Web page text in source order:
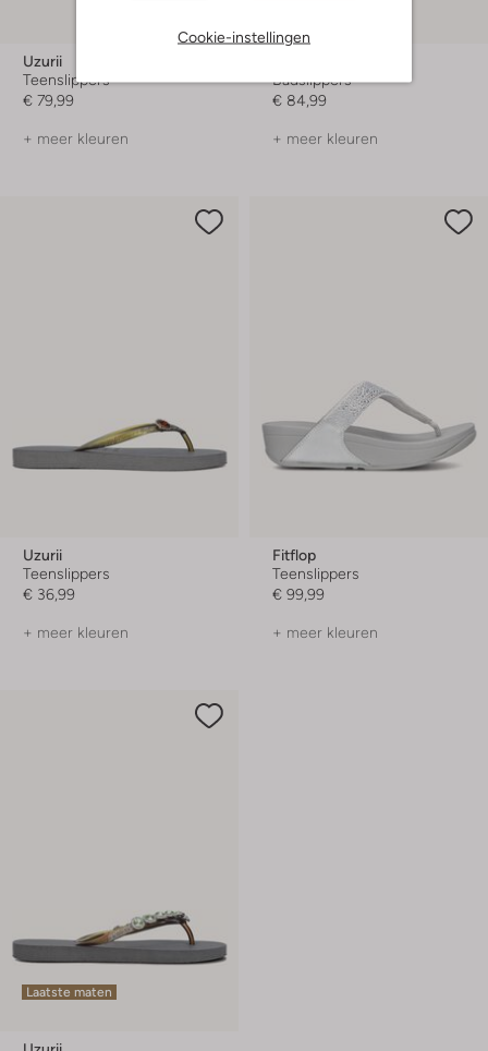
Cookie-instellingen
Uzurii
Teenslippers
€ 79,99
+ meer kleuren
Badslippers
€ 84,99
+ meer kleuren
Uzurii
Teenslippers
€ 36,99
+ meer kleuren
Fitflop
Teenslippers
€ 99,99
+ meer kleuren
Laatste maten